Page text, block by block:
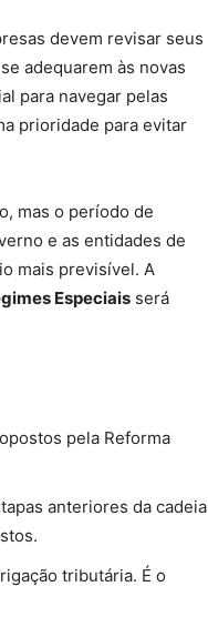
devem revisar seus
adequarem às novas
para navegar pelas
prioridade para evitar
mas o período de
e as entidades de
mais previsível. A
Especiais será
pela Reforma
anteriores da cadeia
tributária. É o